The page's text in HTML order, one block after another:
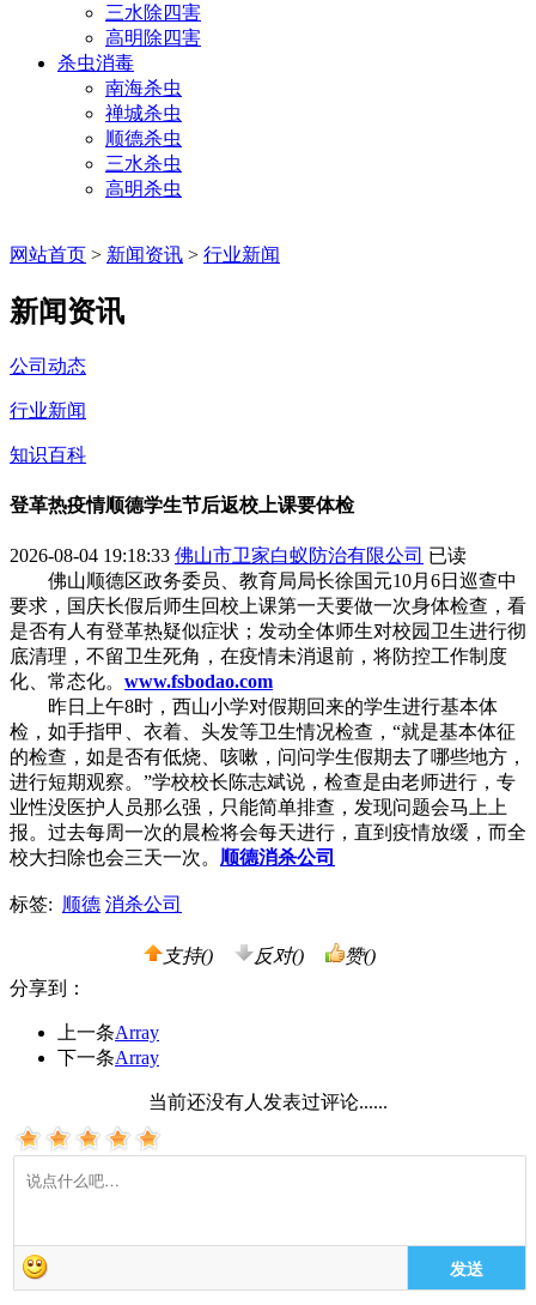
三水除四害
高明除四害
杀虫消毒
南海杀虫
禅城杀虫
顺德杀虫
三水杀虫
高明杀虫
网站首页 > 新闻资讯 > 行业新闻
新闻资讯
公司动态
行业新闻
知识百科
登革热疫情顺德学生节后返校上课要体检
2026-08-04 19:18:33 佛山市卫家白蚁防治有限公司 已读
佛山顺德区政务委员、教育局局长徐国元10月6日巡查中
要求，国庆长假后师生回校上课第一天要做一次身体检查，看
是否有人有登革热疑似症状；发动全体师生对校园卫生进行彻
底清理，不留卫生死角，在疫情未消退前，将防控工作制度
化、常态化。 www.fsbodao.com
昨日上午8时，西山小学对假期回来的学生进行基本体
检，如手指甲、衣着、头发等卫生情况检查，“就是基本体征
的检查，如是否有低烧、咳嗽，问问学生假期去了哪些地方，
进行短期观察。”学校校长陈志斌说，检查是由老师进行，专
业性没医护人员那么强，只能简单排查，发现问题会马上上
报。过去每周一次的晨检将会每天进行，直到疫情放缓，而全
校大扫除也会三天一次。 顺德消杀公司
标签: 顺德 消杀公司
支持() 反对() 赞()
分享到：
上一条Array
下一条Array
当前还没有人发表过评论......
发送